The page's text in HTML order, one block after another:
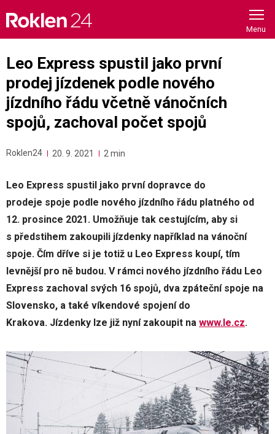
content
Leo Express spustil jako první
prodej jízdenek podle nového
jízdního řádu včetně vánočních
spojů, zachoval počet spojů
Roklen24 20. 9. 2021 2 min
Leo Express spustil jako první dopravce do
prodeje spoje podle nového jízdního řádu platného od
12. prosince 2021. Umožňuje tak cestujícím, aby si
s předstihem zakoupili jízdenky například na vánoční
spoje. Čím dříve si je totiž u Leo Express koupí, tím
levnější pro ně budou. V rámci nového jízdního řádu Leo
Express zachoval svých 16 spojů, dva zpáteční spoje na
Slovensko, a také víkendové spojení do
Krakova. Jízdenky lze již nyní zakoupit na www.le.cz.